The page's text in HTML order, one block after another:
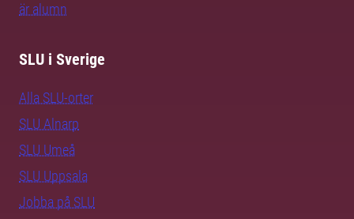
är alumn
SLU i Sverige
Alla SLU-orter
SLU Alnarp
SLU Umeå
SLU Uppsala
Jobba på SLU